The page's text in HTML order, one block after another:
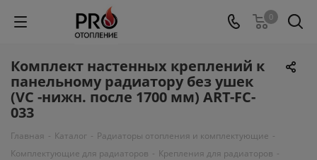
0
Комплект настенных креплений к
панельному радиатору без ушек
(VC -нижн. после 1700 мм) ART-FC-
033
Главная - Каталог - Радиаторы отопления и комплектующие -
Комплектующие для радиаторов - Крепления для радиаторов -